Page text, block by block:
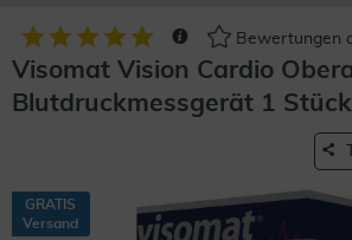
Bewertungen
Visomat Vision Cardio
Blutdruckmessgerät 1 Stück
GRATIS
Versand